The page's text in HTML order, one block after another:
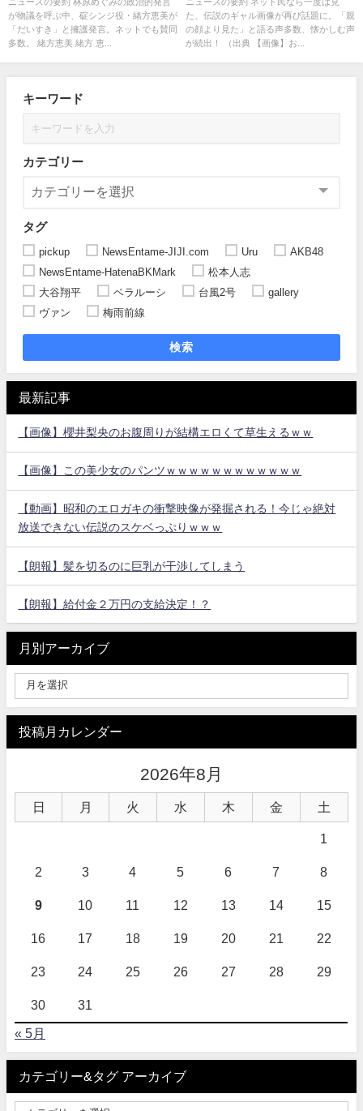
が物議を呼ぶ中、碇シンジ役・緒方恵美が
「だいすき」と擁護発言。ネットでも賛同
多数。 緒方恵美 緒方 恵...
た、伝説のギャル画像が再び話題に。「親
の顔より見た」と語る声多数、懐かしむ声
が続出！ （出典 【画像】お...
キーワード
カテゴリー
タグ
pickup NewsEntame-JIJI.com Uru
AKB48
NewsEntame-HatenaBKMark
松本人志
大谷翔平
ベラルーシ 台風2号
gallery
ヴァン
梅雨前線
検索
最新記事
【画像】櫻井梨央のお腹周りが結構エロくて草生えるｗｗ
【画像】この美少女のパンツｗｗｗｗｗｗｗｗｗｗｗｗ
【動画】昭和のエロガキの衝撃映像が発掘される！今じゃ絶対
放送できない伝説のスケベっぷりｗｗｗ
【朗報】髪を切るのに巨乳が干渉してしまう
【朗報】給付金２万円の支給決定！？
月別アーカイブ
投稿月カレンダー
2026年8月
日 月 火 水 木 金 土
1
2 3 4 5 6 7 8
9 10 11 12 13 14 15
16 17 18 19 20 21 22
23 24 25 26 27 28 29
30 31
« 5月
カテゴリー&タグ アーカイブ